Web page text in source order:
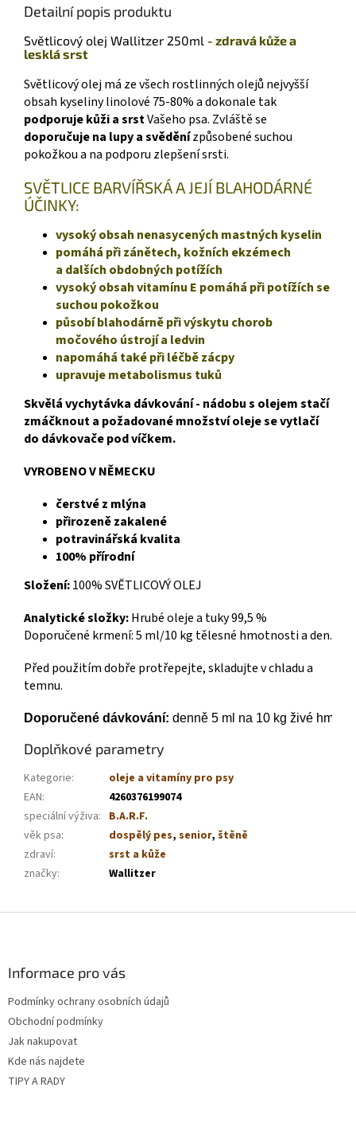
Detailní popis produktu
Světlicový olej Wallitzer 250ml - zdravá kůže a
lesklá srst
Světlicový olej má ze všech rostlinných olejů nejvyšší
obsah kyseliny linolové 75-80% a dokonale tak
podporuje kůži a srstVašeho psa. Zvláště se
doporučuje na lupy a svěděnízpůsobené suchou
pokožkou a na podporu zlepšení srsti.
SVĚTLICE BARVÍŘSKÁ A JEJÍ BLAHODÁRNÉ
ÚČINKY:
vysoký obsah nenasycených mastných kyselin
pomáhá při zánětech, kožních ekzémech
a dalších obdobných potížích
vysoký obsah vitamínu E pomáhá při potížích se
suchou pokožkou
působí blahodárně při výskytu chorob
močového ústrojí a ledvin
napomáhá také při léčbě zácpy
upravuje metabolismus tuků
Skvělá vychytávka dávkování - nádobu s olejem stačí
zmáčknout a požadované množství oleje se vytlačí
do dávkovače pod víčkem.
VYROBENO V NĚMECKU
čerstvé z mlýna
přirozeně zakalené
potravinářská kvalita
100% přírodní
Složení:100% SVĚTLICOVÝ OLEJ
Analytické složky:Hrubé oleje a tuky 99,5 %
Doporučené krmení: 5 ml/10 kg tělesné hmotnosti a den.
Před použitím dobře protřepejte, skladujte v chladu a
temnu.
Doporučené dávkování: denně 5 ml na 10 kg živé
Doplňkové parametry
Kategorie:
oleje a vitamíny pro psy
EAN:
4260376199074
speciální výživa: B.A.R.F.
věk psa: dospělý pes, senior, štěně
zdraví:
srst a kůže
značky: Wallitzer
Informace pro vás
Podmínky ochrany osobních údajů
Obchodní podmínky
Jak nakupovat
Kde nás najdete
TIPY A RADY